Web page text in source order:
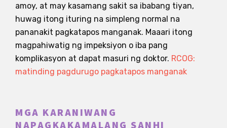
amoy, at may kasamang sakit sa ibabang tiyan,
huwag itong ituring na simpleng normal na
pananakit pagkatapos manganak. Maaari itong
magpahiwatig ng impeksiyon o iba pang
komplikasyon at dapat masuri ng doktor. RCOG:
matinding pagdurugo pagkatapos manganak
MGA KARANIWANG